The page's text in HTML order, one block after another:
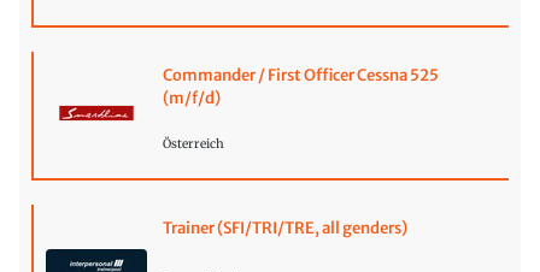
Commander / First Officer Cessna 525
(m/f/d)
Österreich
Trainer (SFI/TRI/TRE, all genders)